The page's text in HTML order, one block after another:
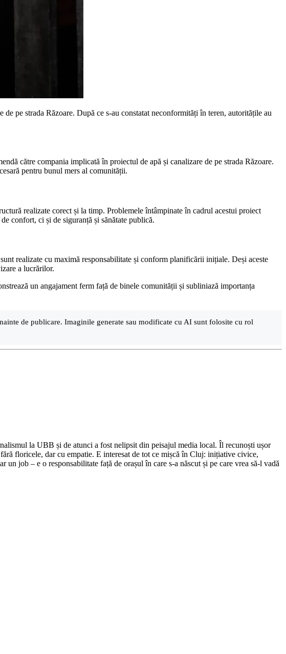
pe strada Răzoare. După ce s-au constatat neconformități în teren, autoritățile au
către compania implicată în proiectul de apă și canalizare de pe strada Răzoare.
pentru bunul mers al comunității.
realizate corect și la timp. Problemele întâmpinate în cadrul acestui proiect
confort, ci și de siguranță și sănătate publică.
realizate cu maximă responsabilitate și conform planificării inițiale. Deși aceste
a lucrărilor.
un angajament ferm față de binele comunității și subliniază importanța
de publicare. Imaginile generate sau modificate cu AI sunt folosite cu rol
la UBB și de atunci a fost nelipsit din peisajul media local. Îl recunoști ușor
floricele, dar cu empatie. E interesat de tot ce mișcă în Cluj: inițiative civice,
job – e o responsabilitate față de orașul în care s-a născut și pe care vrea să-l vadă